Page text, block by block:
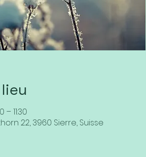
– 11:30
22, 3960 Sierre, Suisse